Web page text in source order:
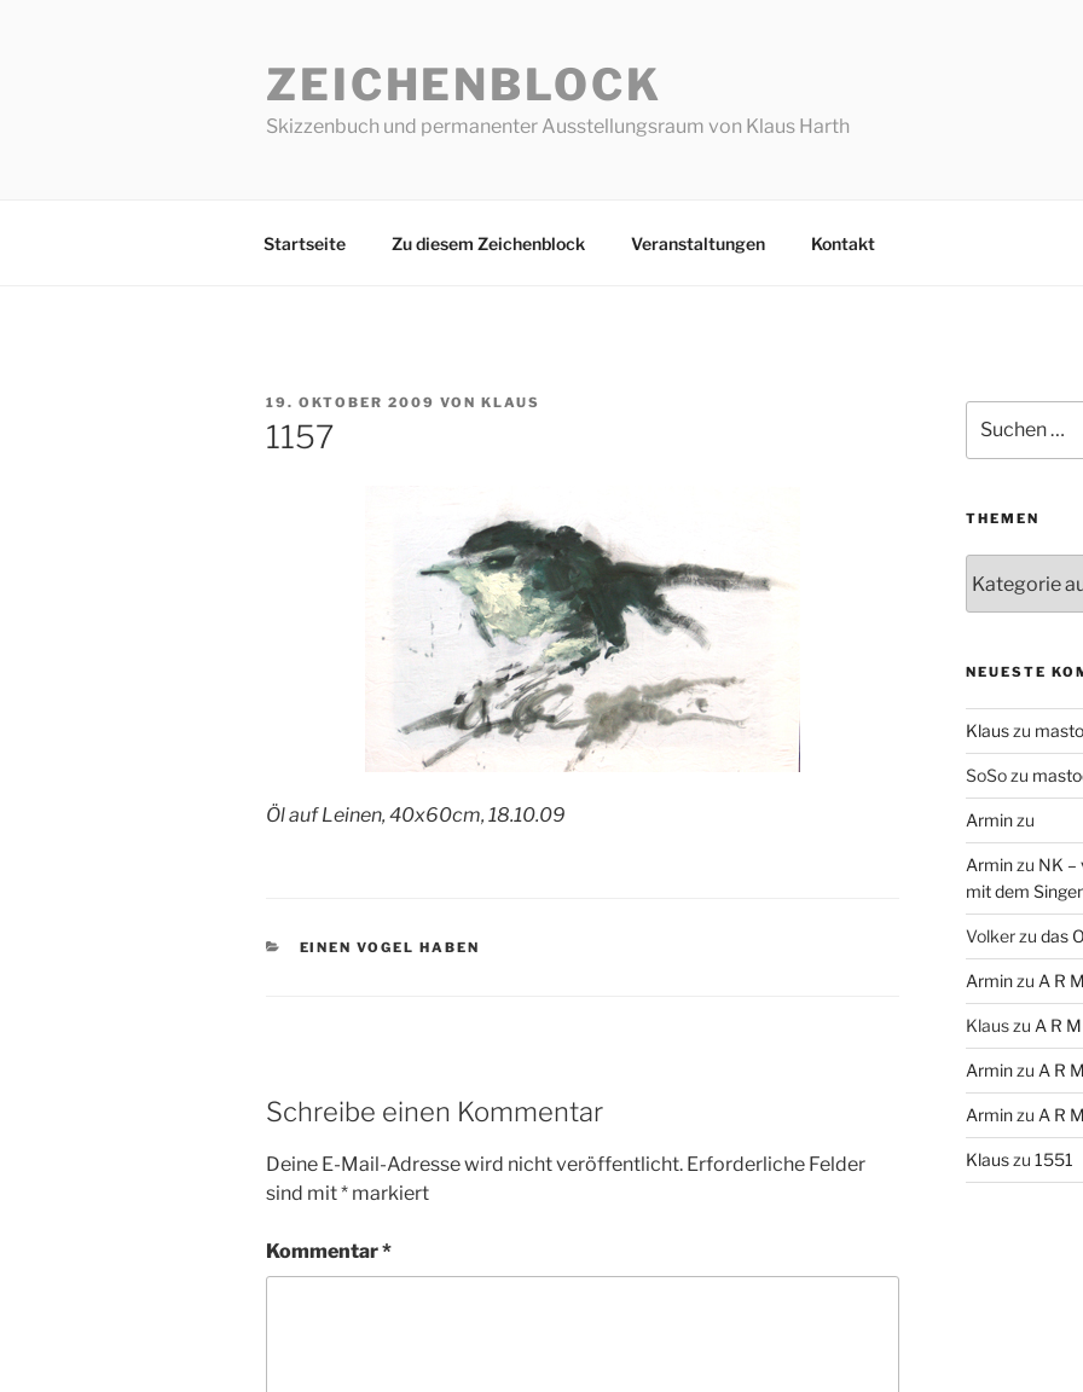
ZEICHENBLOCK
Skizzenbuch und permanenter Ausstellungsraum von Klaus Harth
Startseite Zu diesem Zeichenblock Veranstaltungen Kontakt
VERÖFFENTLICHT
AM
19. OKTOBER 2009 VON KLAUS
1157
Öl auf Leinen, 40x60cm, 18.10.09
KATEGORIEN
EINEN VOGEL HABEN
Schreibe einen Kommentar
Deine E-Mail-Adresse wird nicht veröffentlicht. Erforderliche Felder
sind mit* markiert
Kommentar*
nach:
THEMEN
NEUESTE
Klauszu
SoSozu
Arminzu
Arminzu NK –
mit dem
Volkerzu das
Arminzu A R
Klauszu A R
Arminzu A R
Arminzu A R
Klauszu 1551